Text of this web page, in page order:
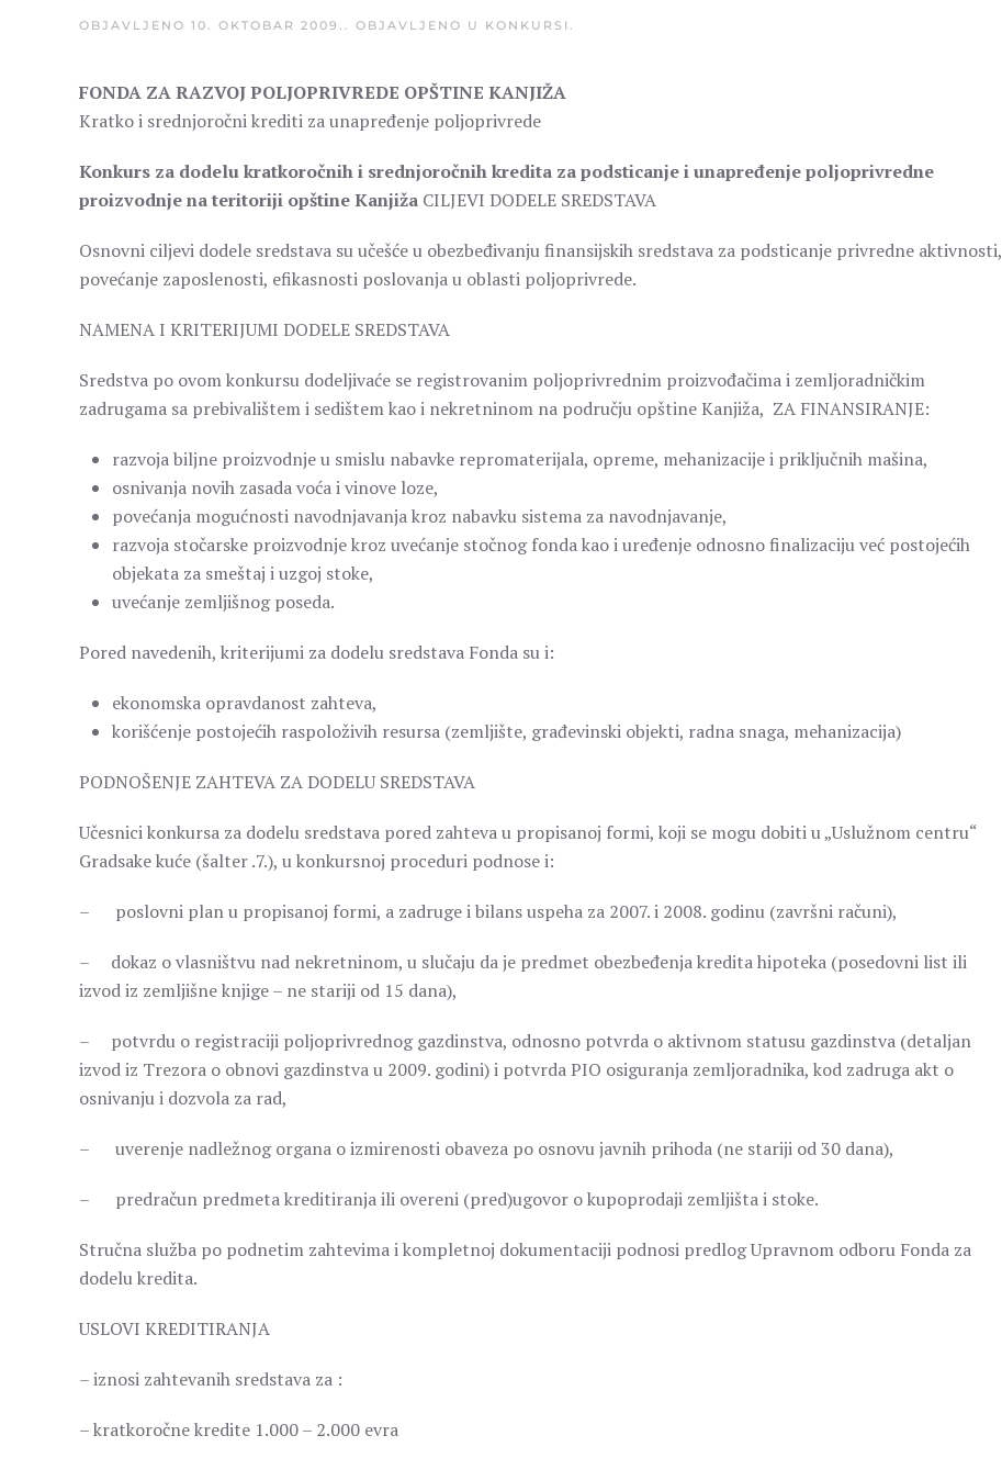
OBJAVLJENO 10. OKTOBAR 2009. . OBJAVLJENO U KONKURSI .
FONDA ZA RAZVOJ POLJOPRIVREDE OPŠTINE KANJIŽA
Kratko i srednjoročni krediti za unapređenje poljoprivrede
Konkurs za dodelu kratkoročnih i srednjoročnih kredita za podsticanje i unapređenje poljoprivredne
proizvodnje na teritoriji opštine Kanjiža CILJEVI DODELE SREDSTAVA
Osnovni ciljevi dodele sredstava su učešće u obezbeđivanju finansijskih sredstava za podsticanje privredne aktivnosti,
povećanje zaposlenosti, efikasnosti poslovanja u oblasti poljoprivrede.
NAMENA I KRITERIJUMI DODELE SREDSTAVA
Sredstva po ovom konkursu dodeljivaće se registrovanim poljoprivrednim proizvođačima i zemljoradničkim
zadrugama sa prebivalištem i sedištem kao i nekretninom na području opštine Kanjiža, ZA FINANSIRANJE:
razvoja biljne proizvodnje u smislu nabavke repromaterijala, opreme, mehanizacije i priključnih mašina,
osnivanja novih zasada voća i vinove loze,
povećanja mogućnosti navodnjavanja kroz nabavku sistema za navodnjavanje,
razvoja stočarske proizvodnje kroz uvećanje stočnog fonda kao i uređenje odnosno finalizaciju već postojećih
objekata za smeštaj i uzgoj stoke,
uvećanje zemljišnog poseda.
Pored navedenih, kriterijumi za dodelu sredstava Fonda su i:
ekonomska opravdanost zahteva,
korišćenje postojećih raspoloživih resursa (zemljište, građevinski objekti, radna snaga, mehanizacija)
PODNOŠENJE ZAHTEVA ZA DODELU SREDSTAVA
Učesnici konkursa za dodelu sredstava pored zahteva u propisanoj formi, koji se mogu dobiti u „Uslužnom centru“
Gradsake kuće (šalter .7.), u konkursnoj proceduri podnose i:
– poslovni plan u propisanoj formi, a zadruge i bilans uspeha za 2007. i 2008. godinu (završni računi),
– dokaz o vlasništvu nad nekretninom, u slučaju da je predmet obezbeđenja kredita hipoteka (posedovni list ili
izvod iz zemljišne knjige – ne stariji od 15 dana),
– potvrdu o registraciji poljoprivrednog gazdinstva, odnosno potvrda o aktivnom statusu gazdinstva (detaljan
izvod iz Trezora o obnovi gazdinstva u 2009. godini) i potvrda PIO osiguranja zemljoradnika, kod zadruga akt o
osnivanju i dozvola za rad,
– uverenje nadležnog organa o izmirenosti obaveza po osnovu javnih prihoda (ne stariji od 30 dana),
– predračun predmeta kreditiranja ili overeni (pred)ugovor o kupoprodaji zemljišta i stoke.
Stručna služba po podnetim zahtevima i kompletnoj dokumentaciji podnosi predlog Upravnom odboru Fonda za
dodelu kredita.
USLOVI KREDITIRANJA
– iznosi zahtevanih sredstava za :
– kratkoročne kredite 1.000 – 2.000 evra